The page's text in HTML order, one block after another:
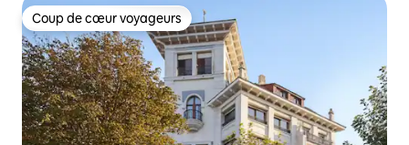
Coup de cœur voyageurs
Coup de cœur voyageurs